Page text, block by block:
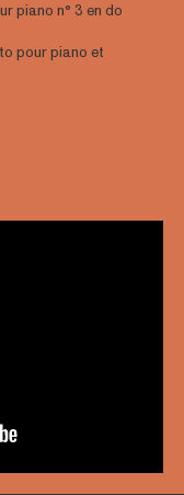
piano n° 3 en do
pour piano et